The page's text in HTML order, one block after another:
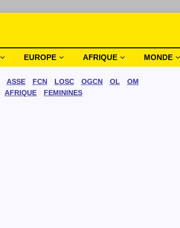
EUROPE AFRIQUE MONDE
ASSE FCN LOSC OGCN OL
OM
AFRIQUE FEMININES